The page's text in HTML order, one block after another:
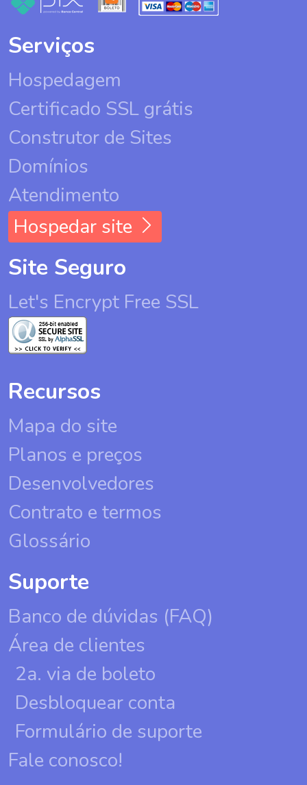
Serviços
Hospedagem
Certificado SSL grátis
Construtor de Sites
Domínios
Atendimento
Hospedar site
Site Seguro
Let's Encrypt Free SSL
Recursos
Mapa do site
Planos e preços
Desenvolvedores
Contrato e termos
Glossário
Suporte
Banco de dúvidas (FAQ)
Área de clientes
2a. via de boleto
Desbloquear conta
Formulário de suporte
Fale conosco!